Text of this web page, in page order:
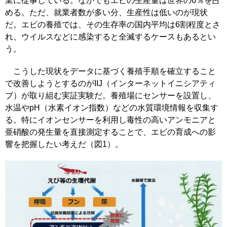
める。ただ、就業者数が多い分、生産性は低いのが現状
だ。エビの養殖では、その生存率の国内平均は6割程度とさ
れ、ウイルスなどに感染すると全滅するケースもあるとい
う。
こうした現状をデータに基づく養殖手順を確立すること
で改善しようとするのがIIJ（インターネットイニシアティ
ブ）が取り組む実証実験だ。養殖場にセンサーを設置し、
水温やpH（水素イオン指数）などの水質環境情報を収集す
る。特にイオンセンサーを利用し毒性の高いアンモニアと
亜硝酸の発生量を直接測定することで、エビの育成への影
響を把握したい考えだ（図1）。